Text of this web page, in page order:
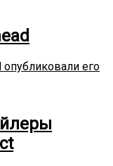
опубликовали его